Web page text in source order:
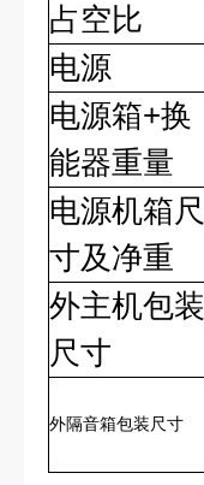
占空比
电源
电源箱+换
能器重量
电源机箱尺
寸及净重
外主机包装
尺寸
外隔音箱包装尺寸